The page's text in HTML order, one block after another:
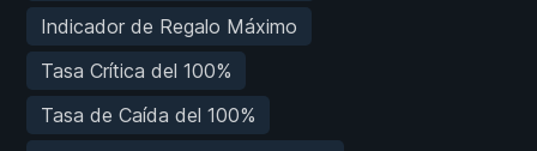
Indicador de Regalo Máximo
Tasa Crítica del 100%
Tasa de Caída del 100%